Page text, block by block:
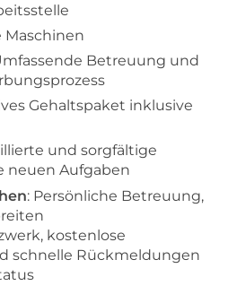
Maschinen
Betreuung und
Gehaltspaket inklusive
und sorgfältige
neuen Aufgaben
: Persönliche Betreuung,
kostenlose
schnelle Rückmeldungen